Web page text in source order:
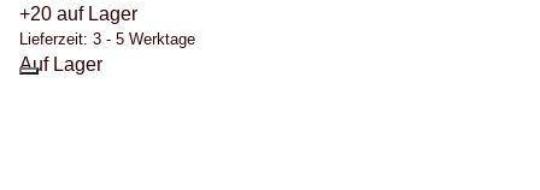
+20 auf Lager
Lieferzeit: 3 - 5 Werktage
Auf Lager